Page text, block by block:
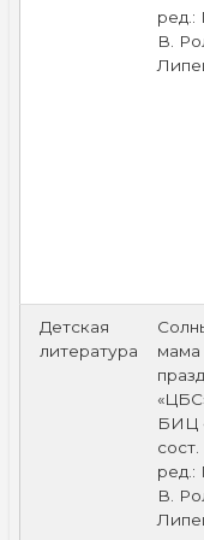
ред.:
В.
Детская
литература
мама
БИЦ
ред.:
В.